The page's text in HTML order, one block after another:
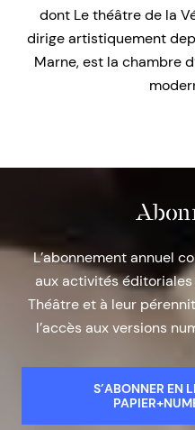
dont Le théâtre de la
dirige artistiquement
Marne, est la chambre
L’abonnement annuel
aux activités éditoriales
Théâtre et à leur
l’accès aux versions
S’ABONNER EN